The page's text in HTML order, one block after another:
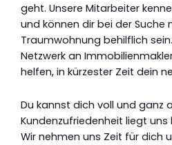
geht. Unsere Mitarbeiter
und können dir bei der Suche
Traumwohnung behilflich
Netzwerk an
helfen, in kürzester Zeit dein
Du kannst dich voll und ganz
Kundenzufriedenheit liegt uns
Wir nehmen uns Zeit für dich